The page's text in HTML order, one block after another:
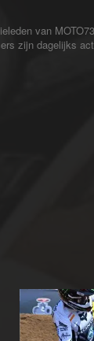
van
zijn dagelijks